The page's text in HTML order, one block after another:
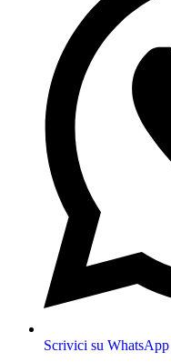
Scrivici su WhatsApp